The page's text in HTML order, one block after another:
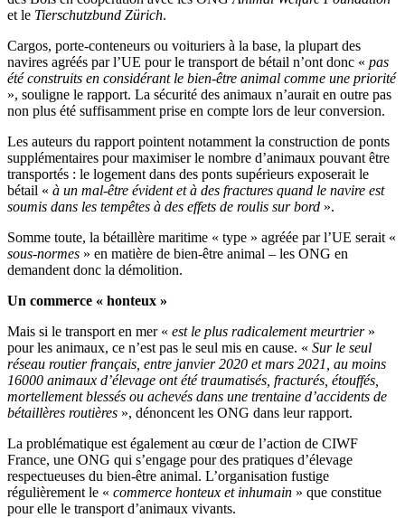
et le Tierschutzbund Zürich.
Cargos, porte-conteneurs ou voituriers à la base, la plupart des
navires agréés par l’UE pour le transport de bétail n’ont donc « pas
été construits en considérant le bien-être animal comme une priorité
», souligne le rapport. La sécurité des animaux n’aurait en outre pas
non plus été suffisamment prise en compte lors de leur conversion.
Les auteurs du rapport pointent notamment la construction de ponts
supplémentaires pour maximiser le nombre d’animaux pouvant être
transportés : le logement dans des ponts supérieurs exposerait le
bétail « à un mal-être évident et à des fractures quand le navire est
soumis dans les tempêtes à des effets de roulis sur bord ».
Somme toute, la bétaillère maritime « type » agréée par l’UE serait «
sous-normes » en matière de bien-être animal – les ONG en
demandent donc la démolition.
Un commerce « honteux »
Mais si le transport en mer « est le plus radicalement meurtrier »
pour les animaux, ce n’est pas le seul mis en cause. « Sur le seul
réseau routier français, entre janvier 2020 et mars 2021, au moins
16000 animaux d’élevage ont été traumatisés, fracturés, étouffés,
mortellement blessés ou achevés dans une trentaine d’accidents de
bétaillères routières », dénoncent les ONG dans leur rapport.
La problématique est également au cœur de l’action de CIWF
France, une ONG qui s’engage pour des pratiques d’élevage
respectueuses du bien-être animal. L’organisation fustige
régulièrement le « commerce honteux et inhumain » que constitue
pour elle le transport d’animaux vivants.